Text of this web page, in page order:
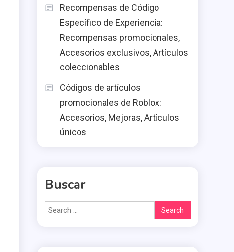
Recompensas de Código
Específico de Experiencia:
Recompensas promocionales,
Accesorios exclusivos, Artículos
coleccionables
Códigos de artículos
promocionales de Roblox:
Accesorios, Mejoras, Artículos
únicos
Buscar
Search
for: